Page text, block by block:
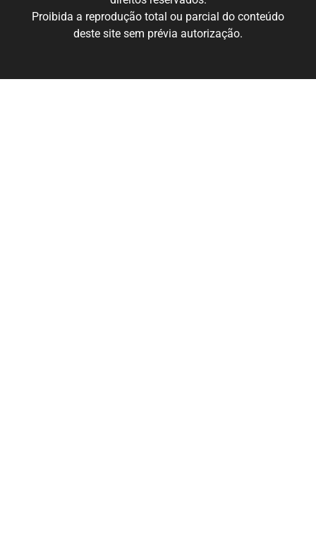
Proibida a reprodução total ou parcial do conteúdo
deste site sem prévia autorização.